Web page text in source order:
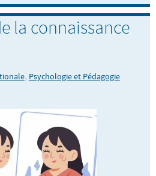
la connaissance
, Psychologie et Pédagogie